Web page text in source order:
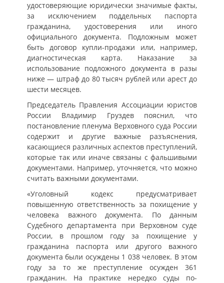
удостоверяющие юридически значимые факты,
за исключением поддельных паспорта
гражданина, удостоверения или иного
официального документа. Подложным может
быть договор купли-продажи или, например,
диагностическая карта. Наказание за
использование подложного документа в разы
ниже — штраф до 80 тысяч рублей или арест до
шести месяцев.
Председатель Правления Ассоциации юристов
России Владимир Груздев пояснил, что
постановление пленума Верховного суда России
содержит и другие важные разъяснения,
касающиеся различных аспектов преступлений,
которые так или иначе связаны с фальшивыми
документами. Например, уточняется, что можно
считать важными документами.
«Уголовный кодекс предусматривает
повышенную ответственность за похищение у
человека важного документа. По данным
Судебного департамента при Верховном суде
России, в прошлом году за похищение у
гражданина паспорта или другого важного
документа были осуждены 1 038 человек. В этом
году за то же преступление осужден 361
гражданин. На практике нередко суды по-